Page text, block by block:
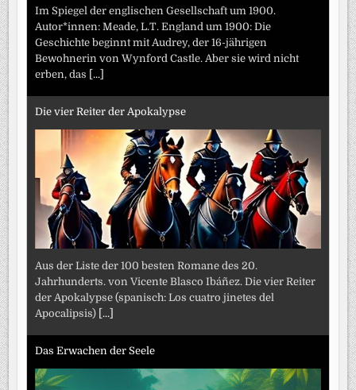
Im Spiegel der englischen Gesellschaft um 1900.
Autor*innen: Meade, L.T. England um 1900: Die
Geschichte beginnt mit Audrey, der 16-jährigen
Bewohnerin von Wynford Castle. Aber sie wird nicht
erben, das [...]
Die vier Reiter der Apokalypse
Aus der Liste der 100 besten Romane des 20.
Jahrhunderts. von Vicente Blasco Ibáñez. Die vier Reiter
der Apokalypse (spanisch: Los cuatro jinetes del
Apocalipsis) [...]
Das Erwachen der Seele